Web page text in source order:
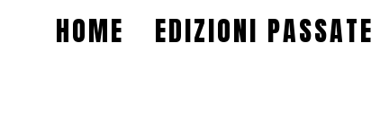
HOME EDIZIONI PASSATE